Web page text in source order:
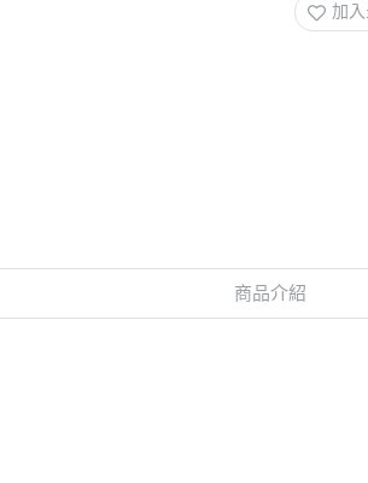
加
商品介紹